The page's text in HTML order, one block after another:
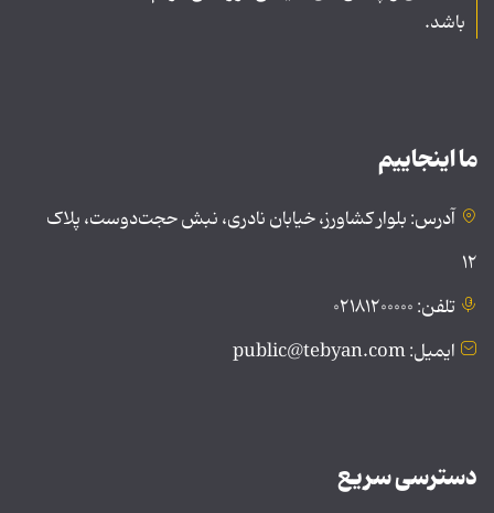
باشد.
ما اینجاییم
آدرس: بلوار کشاورز، خیابان نادری، نبش حجت‌دوست، پلاک
۱۲
تلفن: ۰۲۱۸۱۲۰۰۰۰۰
ایمیل: public@tebyan.com
دسترسی سریع